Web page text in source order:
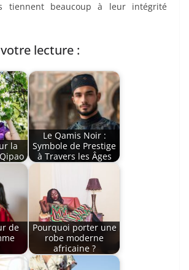
tiennent beaucoup à leur intégrité
lecture :
la
Le Qamis Noir :
Symbole de Prestige
à Travers les Âges
de
Pourquoi porter une
robe moderne
africaine ?